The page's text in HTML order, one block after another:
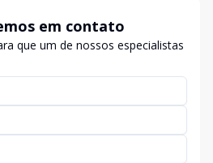
em contato
que um de nossos especialistas